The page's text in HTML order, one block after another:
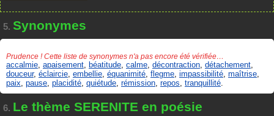
5. Synonymes
Prudence ! Cette liste de synonymes n'a pas encore été vérifiée…
accalmie apaisement béatitude calme décontraction détachement
douceur, éclaircie embellie équanimité flegme impassibilité maîtrise
paix pause placidité quiétude rémission repos tranquillité
6. Le thème SERENITE en poésie